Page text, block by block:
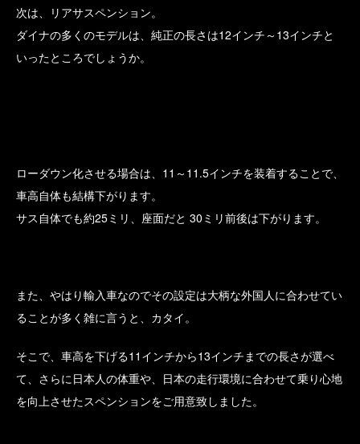
次は、リアサスペンション。
ダイナの多くのモデルは、純正の長さは12インチ～13インチと
いったところでしょうか。
ローダウン化させる場合は、11～11.5インチを装着することで、
車高自体も結構下がります。
サス自体でも約25ミリ、座面だと 30ミリ前後は下がります。
また、やはり輸入車なのでその設定は大柄な外国人に合わせてい
ることが多く雑に言うと、カタイ。
そこで、車高を下げる11インチから13インチまでの長さが選べ
て、さらに日本人の体重や、日本の走行環境に合わせて乗り心地
を向上させたスペンションをご用意致しました。